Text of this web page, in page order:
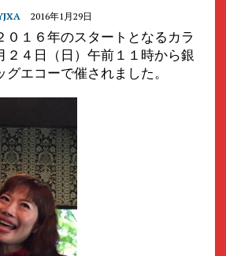
2016年1月29日
０１６年のスタートとなるカラ
２４日（日）午前１１時から銀
エコーで催されました。